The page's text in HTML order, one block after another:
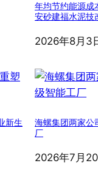
年均节约能源成
安砂建福水泥技
2026年8月3
新生
海螺集团两家公
厂
2026年7月20